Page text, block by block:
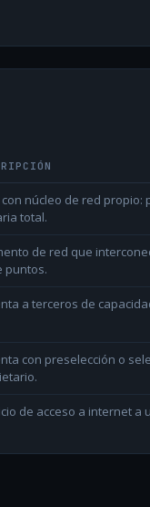
con núcleo de red propio:
total.
de red que
puntos.
a terceros de
con preselección o
de acceso a internet a